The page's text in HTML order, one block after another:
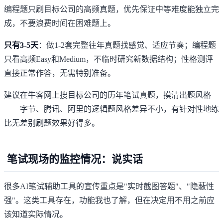
编程题只刷目标公司的高频真题，优先保证中等难度能独立完
成，不要浪费时间在困难题上。
只有3-5天：做1-2套完整往年真题找感觉、适应节奏；编程题
只看高频Easy和Medium，不临时研究新数据结构；性格测评
直接正常作答，无需特别准备。
建议在牛客网
上搜目标公司的历年笔试真题，摸清出题风格
——字节、腾讯、阿里的逻辑题风格差异不小，有针对性地练
比无差别刷题效果好得多。
笔试现场的监控情况：说实话
很多AI笔试辅助工具的宣传重点是"实时截图答题"、"隐蔽性
强"。这类工具存在，功能我也了解，但在决定用不用之前应
该知道实际情况。